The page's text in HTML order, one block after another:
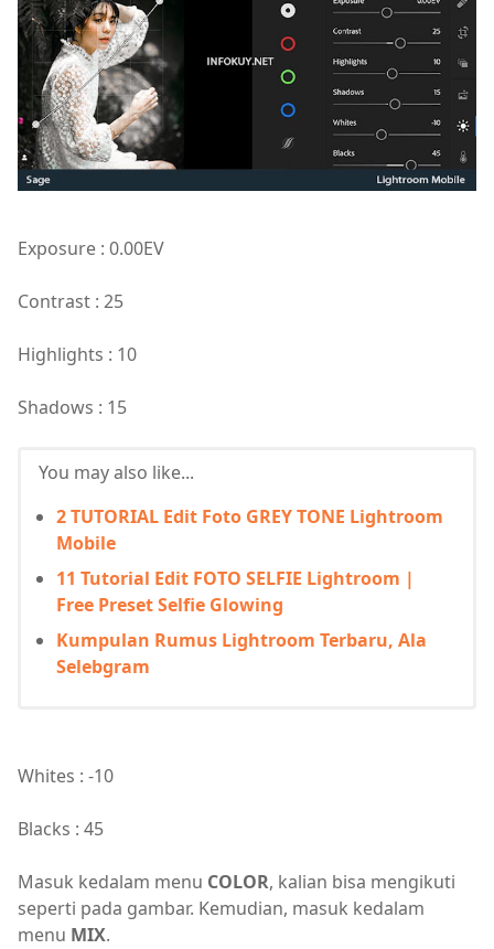
Exposure : 0.00EV
Contrast : 25
Highlights : 10
Shadows : 15
You may also like...
2 TUTORIAL Edit Foto GREY TONE Lightroom
Mobile
11 Tutorial Edit FOTO SELFIE Lightroom |
Free Preset Selfie Glowing
Kumpulan Rumus Lightroom Terbaru, Ala
Selebgram
Whites : -10
Blacks : 45
Masuk kedalam menu COLOR, kalian bisa mengikuti
seperti pada gambar. Kemudian, masuk kedalam
menu MIX.